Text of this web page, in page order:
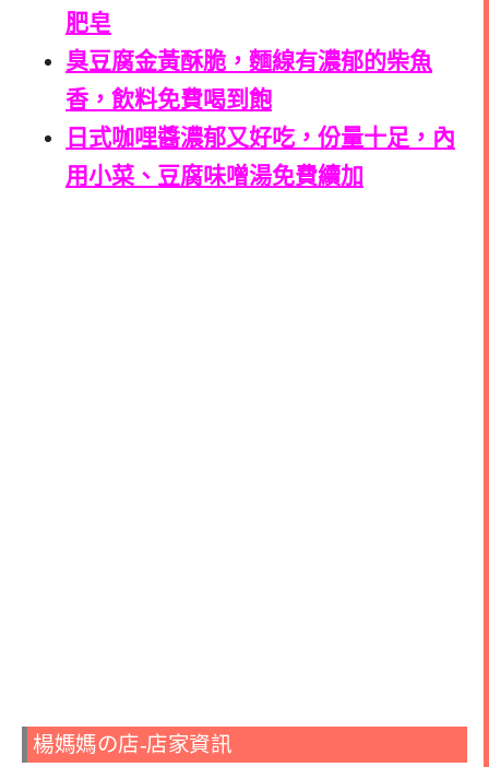
肥皂
臭豆腐金黃酥脆，麵線有濃郁的柴魚
香，飲料免費喝到飽
日式咖哩醬濃郁又好吃，份量十足，內
用小菜、豆腐味噌湯免費續加
楊媽媽の店-店家資訊